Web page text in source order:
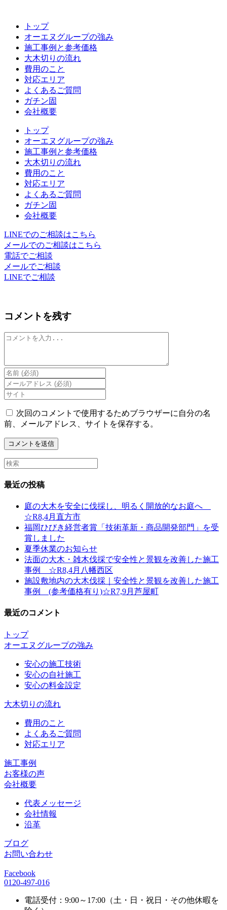
トップ
オーエヌグループの強み
施工事例と参考価格
大木切りの流れ
費用のこと
対応エリア
よくあるご質問
ガチン固
会社概要
トップ
オーエヌグループの強み
施工事例と参考価格
大木切りの流れ
費用のこと
対応エリア
よくあるご質問
ガチン固
会社概要
LINEでのご相談はこちら
メールでのご相談はこちら
電話でご相談
メールでご相談
LINEでご相談
コメントを残す
コ
ト
Enter
your
name
or
username
to
comment
Enter
your
email
address
to
comment
Enter
your
website
URL
(optional)
次回のコメントで使用するためブラウザーに自分の名
前、メールアドレス、サイトを保存する。
Search
this
website
最近の投稿
庭の大木を安全に伐採し、明るく開放的なお庭へ
☆R8,4月直方市
福岡ひびき経営者賞「技術革新・商品開発部門」を受
賞しました
夏季休業のお知らせ
法面の大木・雑木伐採で安全性と景観を改善した施工
事例 ☆R8,4月八幡西区
施設敷地内の大木伐採｜安全性と景観を改善した施工
事例 (参考価格有り)☆R7,9月芦屋町
最近のコメント
トップ
オーエヌグループの強み
安心の施工技術
安心の自社施工
安心の料金設定
大木切りの流れ
費用のこと
よくあるご質問
対応エリア
施工事例
お客様の声
会社概要
代表メッセージ
会社情報
沿革
ブログ
お問い合わせ
Facebook
0120-497-016
電話受付：9:00～17:00（土・日・祝日・その他休暇を